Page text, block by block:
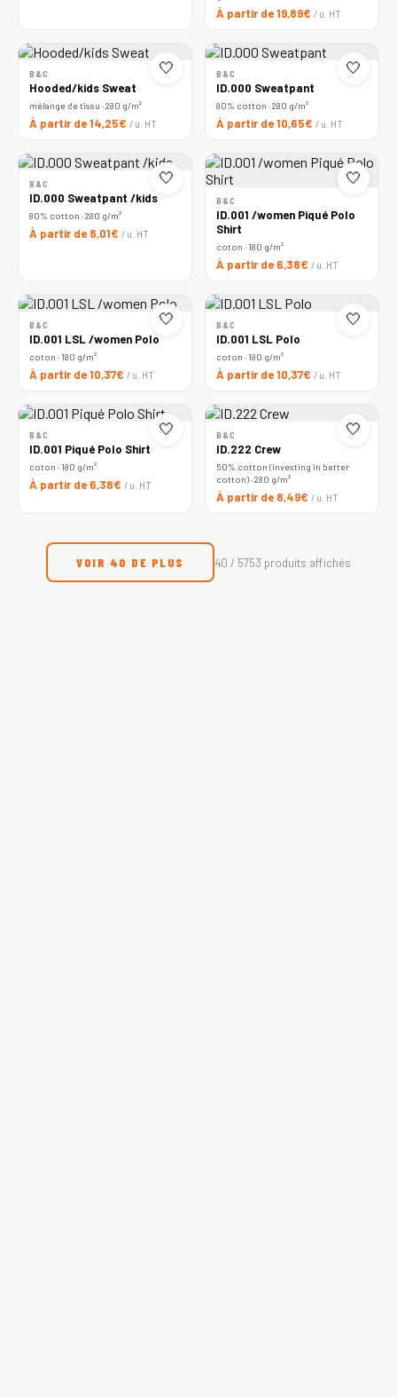
À partir de 19,89€ / u. HT
🤍
B&C
Hooded/kids Sweat
mélange de tissu · 280 g/m²
À partir de 14,25€ / u. HT
🤍
B&C
ID.000 Sweatpant
80% cotton · 280 g/m²
À partir de 10,65€ / u. HT
🤍
B&C
ID.000 Sweatpant /kids
80% cotton · 280 g/m²
À partir de 8,01€ / u. HT
🤍
B&C
ID.001 /women Piqué Polo
Shirt
coton · 180 g/m²
À partir de 6,38€ / u. HT
🤍
B&C
ID.001 LSL /women Polo
coton · 180 g/m²
À partir de 10,37€ / u. HT
🤍
B&C
ID.001 LSL Polo
coton · 180 g/m²
À partir de 10,37€ / u. HT
🤍
B&C
ID.001 Piqué Polo Shirt
coton · 180 g/m²
À partir de 6,38€ / u. HT
🤍
B&C
ID.222 Crew
50% cotton (investing in better
cotton) · 280 g/m²
À partir de 8,49€ / u. HT
VOIR 40 DE PLUS 40 / 5753 produits affichés